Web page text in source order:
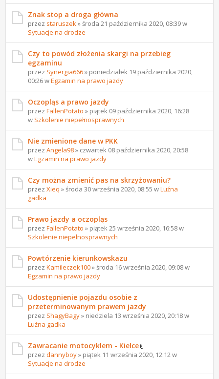
Znak stop a droga główna
przez staruszek » środa 21 października 2020, 08:39 w
Sytuacje na drodze
Czy to powód złożenia skargi na przebieg
egzaminu
przez Synergia666» poniedziałek 19 października 2020,
00:26 wEgzamin na prawo jazdy
Oczopląs a prawo jazdy
przezFallenPotato » piątek 09 października 2020, 16:28
w Szkolenie niepełnosprawnych
Nie zmienione dane w PKK
przezAngela98» czwartek 08 października 2020, 20:58
wEgzamin na prawo jazdy
Czy można zmienić pas na skrzyżowaniu?
przezXieq » środa 30 września 2020, 08:55 wLuźna
gadka
Prawo jazdy a oczopląs
przezFallenPotato » piątek 25 września 2020, 16:58 w
Szkolenie niepełnosprawnych
Powtórzenie kierunkowskazu
przezKamileczek100» środa 16 września 2020, 09:08 w
Egzamin na prawo jazdy
Udostępnienie pojazdu osobie z
przeterminowanym prawem jazdy
przez ShagyBagy» niedziela 13 września 2020, 20:18 w
Luźna gadka
Zawracanie motocyklem - Kielce
przezdannyboy» piątek 11 września 2020, 12:12 w
Sytuacje na drodze